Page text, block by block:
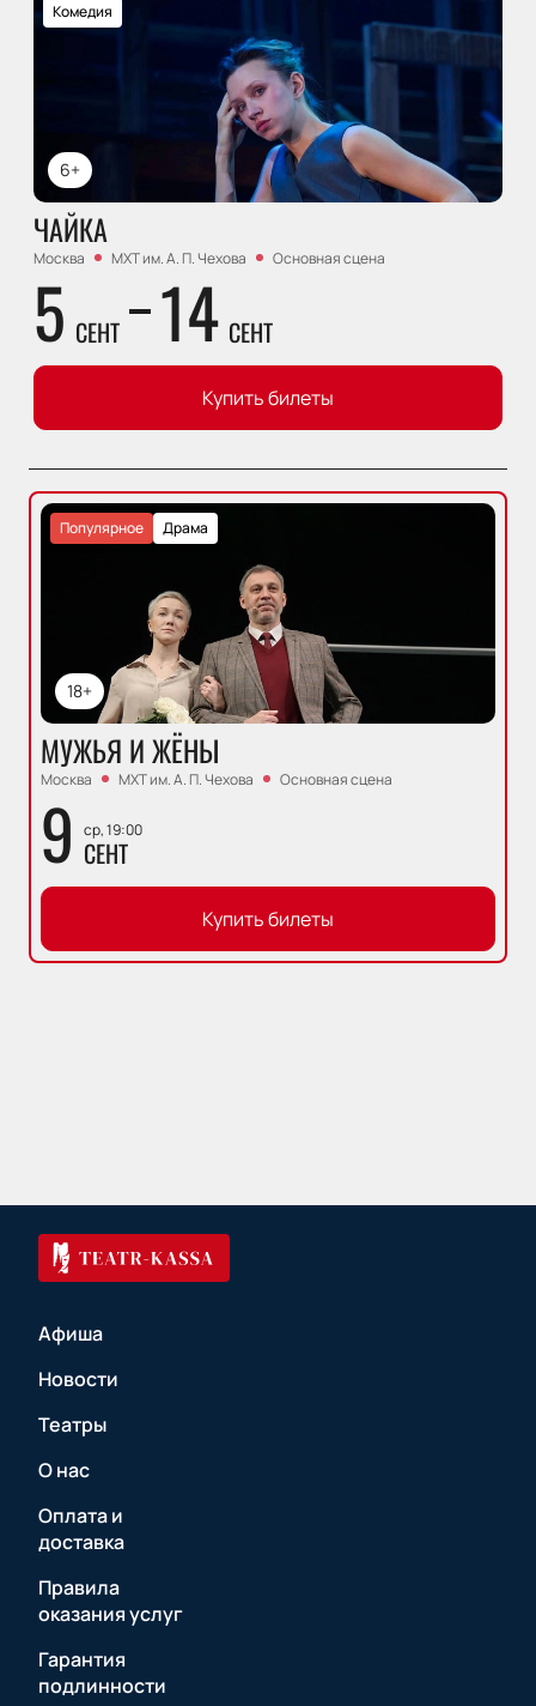
6+
Комедия
ЧАЙКА
Москва МХТ им. А. П. Чехова Основная сцена
5 СЕНТ 14 СЕНТ
Купить билеты
18+
Драма
Популярное
МУЖЬЯ И ЖЁНЫ
Москва МХТ им. А. П. Чехова Основная сцена
9 ср, 19:00
СЕНТ
Купить билеты
Афиша
Новости
Театры
О нас
Оплата и
доставка
Правила
оказания услуг
Гарантия
подлинности